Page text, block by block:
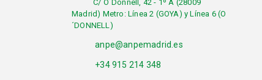
C/ O´Donnell, 42 - 1º A (28009
Madrid) Metro: Línea 2 (GOYA) y Línea 6 (O
´DONNELL)
anpe@anpemadrid.es
+34 915 214 348